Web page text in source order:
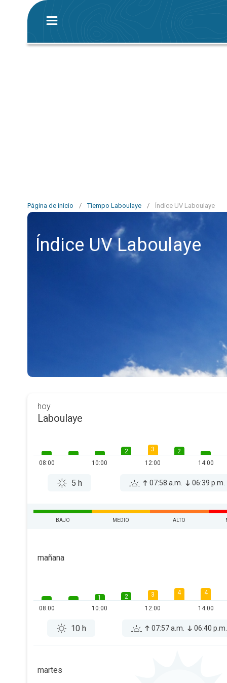
Página de inicio / Tiempo Laboulaye / Índice UV Laboulaye
Índice UV Laboulaye
hoy
Laboulaye
08:00 10:00
2
3
12:00
2
14:00
5 h 07:58 a.m. 06:39 p.m.
BAJO MEDIO ALTO
mañana
08:00
1
10:00
2
3
12:00
4 4
14:00
10 h 07:57 a.m. 06:40 p.m.
martes